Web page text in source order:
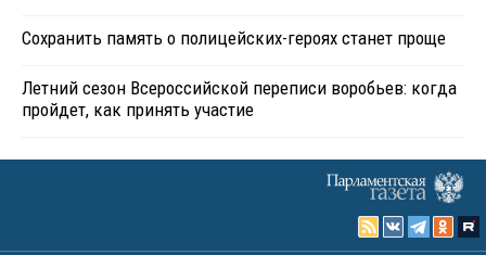
Сохранить память о полицейских-героях станет проще
Летний сезон Всероссийской переписи воробьев: когда
пройдет, как принять участие